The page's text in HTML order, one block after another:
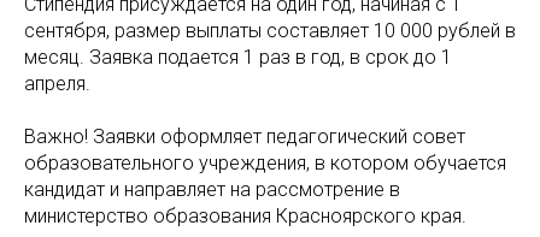
сентября, размер выплаты составляет 10 000 рублей в
месяц. Заявка подается 1 раз в год, в срок до 1
апреля.
Важно! Заявки оформляет педагогический совет
образовательного учреждения, в котором обучается
кандидат и направляет на рассмотрение в
министерство образования Красноярского края.